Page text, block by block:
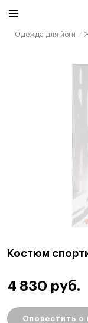
Одежда для йоги
Костюм
4 830 руб.
Оповестить о